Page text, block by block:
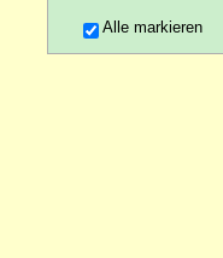
Alle markieren